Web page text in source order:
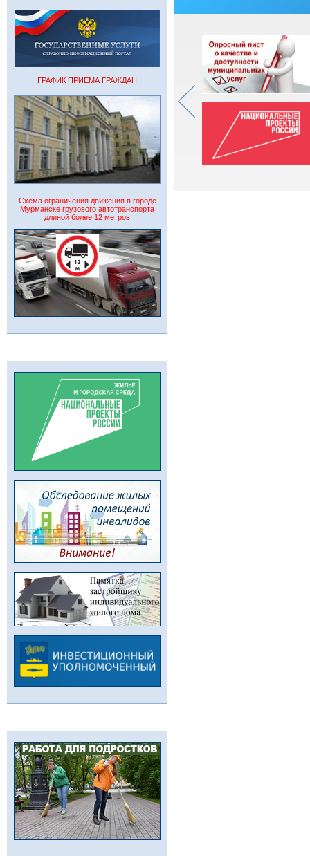
ГРАФИК ПРИЕМА ГРАЖДАН
Схема ограничения движения в городе
Мурманске грузового автотранспорта
длиной более 12 метров